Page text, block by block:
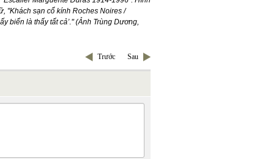
"Khách sạn cổ kính Roches Noires /
biển là thấy tất cả’." (Ảnh Trùng Dương,
Trước Sau